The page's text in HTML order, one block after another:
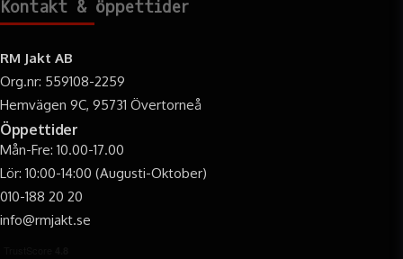
Kontakt & öppettider
RM Jakt AB
Org.nr: 559108-2259
Hemvägen 9C, 95731 Övertorneå
Öppettider
Mån-Fre: 10.00-17.00
Lör: 10:00-14:00 (Augusti-Oktober)
010-188 20 20
info@rmjakt.se